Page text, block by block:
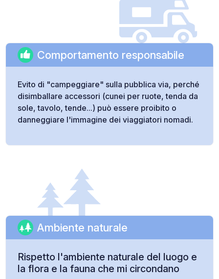
Comportamento responsabile
Evito di "campeggiare" sulla pubblica via, perché
disimballare accessori (cunei per ruote, tenda da
sole, tavolo, tende...) può essere proibito o
danneggiare l'immagine dei viaggiatori nomadi.
Ambiente naturale
Rispetto l'ambiente naturale del luogo e
la flora e la fauna che mi circondano